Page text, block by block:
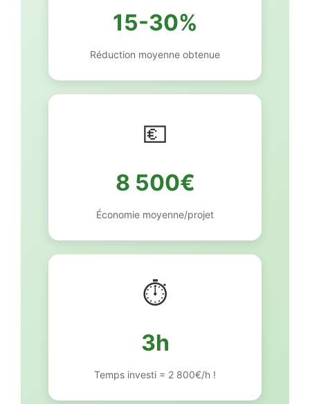
15-30%
Réduction moyenne obtenue
💶
8 500€
Économie moyenne/projet
⏱️
3h
Temps investi = 2 800€/h !